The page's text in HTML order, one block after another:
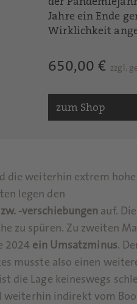
Jahre ein Ende
Wirklichkeit
650,00 € zzgl.
zum Shop
die weiterhin extrem hohe
legen den
-verschiebungen auf.
zu spüren. Zu zweiten
2024 ein Umsatzminus.
musste also einen
die Lage keineswegs
indirekt vom